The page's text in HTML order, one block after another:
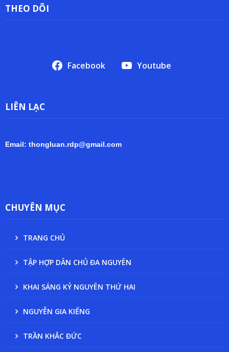
THEO DÕI
Facebook Youtube
LIÊN LẠC
Email: thongluan.rdp@gmail.com
CHUYÊN MỤC
TRANG CHỦ
TẬP HỢP DÂN CHỦ ĐA NGUYÊN
KHAI SÁNG KỶ NGUYÊN THỨ HAI
NGUYỄN GIA KIỂNG
TRẦN KHẮC ĐỨC